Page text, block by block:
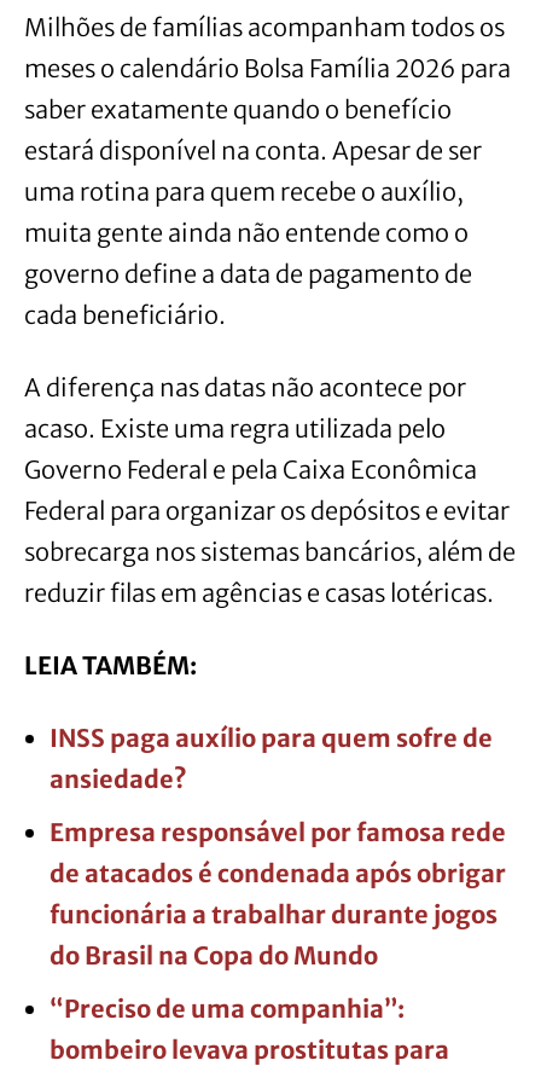
Milhões de famílias acompanham todos os
meses o calendário Bolsa Família 2026 para
saber exatamente quando o benefício
estará disponível na conta. Apesar de ser
uma rotina para quem recebe o auxílio,
muita gente ainda não entende como o
governo define a data de pagamento de
cada beneficiário.
A diferença nas datas não acontece por
acaso. Existe uma regra utilizada pelo
Governo Federal e pela Caixa Econômica
Federal para organizar os depósitos e evitar
sobrecarga nos sistemas bancários, além de
reduzir filas em agências e casas lotéricas.
LEIA TAMBÉM:
INSS paga auxílio para quem sofre de
ansiedade?
Empresa responsável por famosa rede
de atacados é condenada após obrigar
funcionária a trabalhar durante jogos
do Brasil na Copa do Mundo
“Preciso de uma companhia”:
bombeiro levava prostitutas para